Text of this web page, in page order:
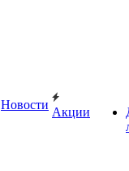
Новости
Акции